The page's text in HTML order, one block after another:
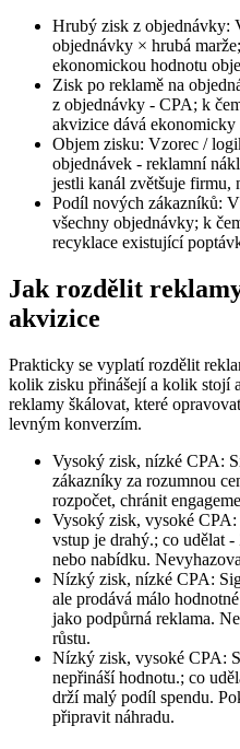
Hrubý zisk z objednávky:
objednávky × hrubá
ekonomickou hodnotu
Zisk po reklamě na
z objednávky - CPA; k
akvizice dává ekonomicky
Objem zisku: Vzorec /
objednávek - reklamní
jestli kanál zvětšuje firmu,
Podíl nových zákazníků:
všechny objednávky; k
recyklace existující
Jak rozdělit
akvizice
Prakticky se vyplatí rozdělit
kolik zisku přinášejí a kolik stojí
reklamy škálovat, které
levným konverzím.
Vysoký zisk, nízké CPA:
zákazníky za rozumnou
rozpočet, chránit
Vysoký zisk, vysoké
vstup je drahý.; co udělat
nebo nabídku.
Nízký zisk, nízké CPA:
ale prodává málo
jako podpůrná reklama.
růstu.
Nízký zisk, vysoké CPA:
nepřináší hodnotu.; co
drží malý podíl spendu.
připravit náhradu.